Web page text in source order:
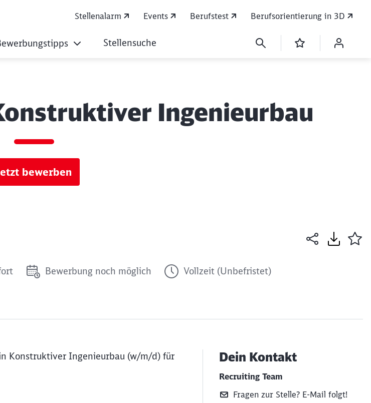
Stellenalarm Events Berufstest Berufsorientierung in 3D
Stellensuche
Ingenieurbau
bewerben
Bewerbung noch möglich Vollzeit (Unbefristet)
Konstruktiver Ingenieurbau (w/m/d) für
Dein Kontakt
Recruiting Team
Fragen zur Stelle? E‑Mail folgt!